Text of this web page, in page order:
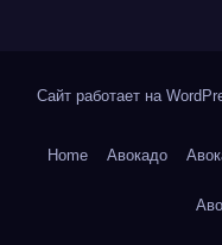
Сайт работает на
Home Авокадо